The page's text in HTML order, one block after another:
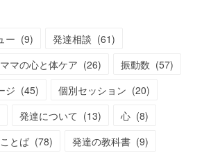
ー (9) 発達相談 (61)
ママの心と体ケア (26) 振動数 (57)
ジ (45) 個別セッション (20)
発達について (13) 心 (8)
とば (78) 発達の教科書 (9)